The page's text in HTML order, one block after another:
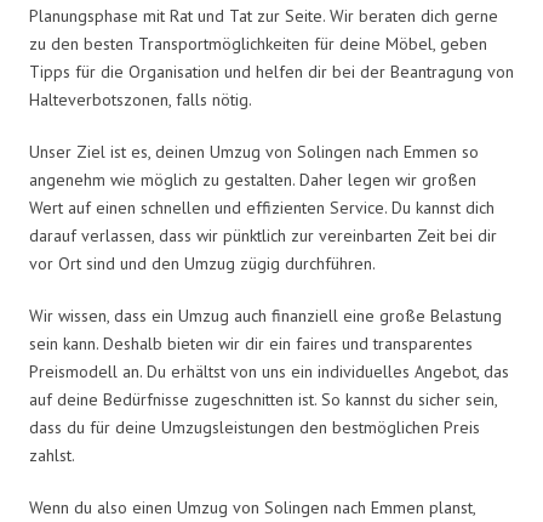
Planungsphase mit Rat und Tat zur Seite. Wir beraten dich gerne
zu den besten Transportmöglichkeiten für deine Möbel, geben
Tipps für die Organisation und helfen dir bei der Beantragung von
Halteverbotszonen, falls nötig.
Unser Ziel ist es, deinen Umzug von Solingen nach Emmen so
angenehm wie möglich zu gestalten. Daher legen wir großen
Wert auf einen schnellen und effizienten Service. Du kannst dich
darauf verlassen, dass wir pünktlich zur vereinbarten Zeit bei dir
vor Ort sind und den Umzug zügig durchführen.
Wir wissen, dass ein Umzug auch finanziell eine große Belastung
sein kann. Deshalb bieten wir dir ein faires und transparentes
Preismodell an. Du erhältst von uns ein individuelles Angebot, das
auf deine Bedürfnisse zugeschnitten ist. So kannst du sicher sein,
dass du für deine Umzugsleistungen den bestmöglichen Preis
zahlst.
Wenn du also einen Umzug von Solingen nach Emmen planst,